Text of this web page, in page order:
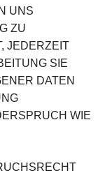
UNS
ZU
JEDERZEIT
SIE
DATEN
WIE